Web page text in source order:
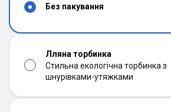
Без пакування
Лляна торбинка
Стильна екологічна торбинка з
шнурівками-утяжками